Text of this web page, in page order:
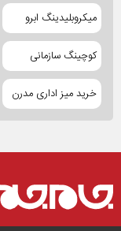
میکروبلیدینگ ابرو
کوچینگ سازمانی
خرید میز اداری مدرن